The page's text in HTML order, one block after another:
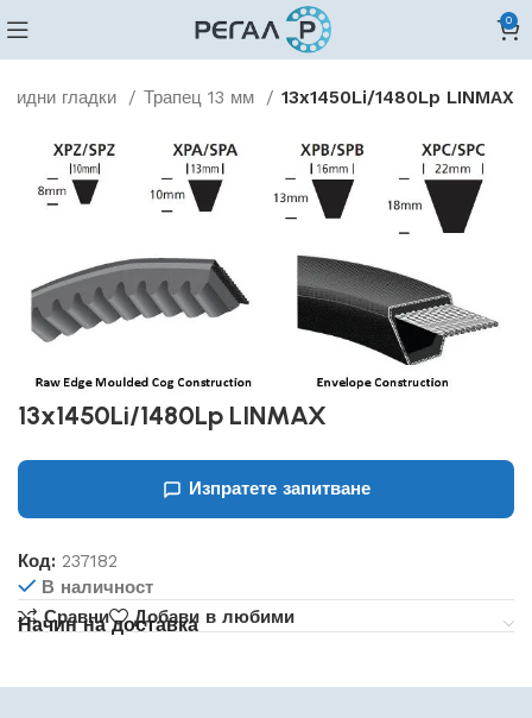
0
гладки Трапец 13 мм 13x1450Li/1480Lp LINMAX
13x1450Li/1480Lp LINMAX
Изпратете запитване
Код:237182
В наличност
Сравни
Добави в любими
Начин на доставка